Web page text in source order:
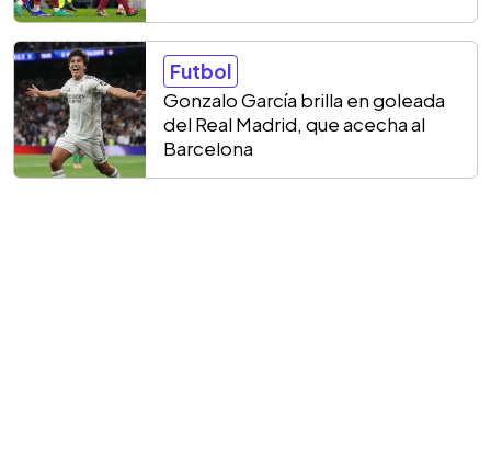
Futbol
Gonzalo García brilla en goleada
del Real Madrid, que acecha al
Barcelona